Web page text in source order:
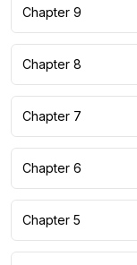
Chapter 9
Chapter 8
Chapter 7
Chapter 6
Chapter 5